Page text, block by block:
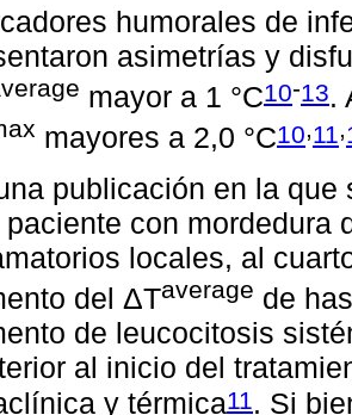
humorales de
asimetrías y
mayor a 1 °C10-13.
mayores a 2,0 °C10,11 ,
publicación en la
paciente con mordedura
locales, al
del ΔTaverage de
de leucocitosis
al inicio del
y térmica11 . Si